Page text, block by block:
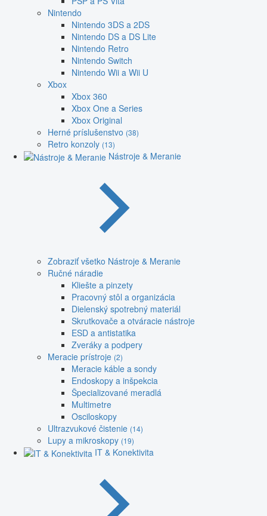
Nintendo
Nintendo 3DS a 2DS
Nintendo DS a DS Lite
Nintendo Retro
Nintendo Switch
Nintendo Wii a Wii U
Xbox
Xbox 360
Xbox One a Series
Xbox Original
Herné príslušenstvo (38)
Retro konzoly (13)
Nástroje & Meranie
Zobraziť všetko Nástroje & Meranie
Ručné náradie
Kliešte a pinzety
Pracovný stôl a organizácia
Dielenský spotrebný materiál
Skrutkovače a otváracie nástroje
ESD a antistatika
Zveráky a podpery
Meracie prístroje (2)
Meracie káble a sondy
Endoskopy a inšpekcia
Špecializované meradlá
Multimetre
Osciloskopy
Ultrazvukové čistenie (14)
Lupy a mikroskopy (19)
IT & Konektivita